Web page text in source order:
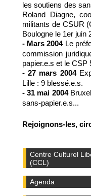
les soutiens des
Roland Diagne,
militants de CSUR
Boulogne le 1er juin
- Mars 2004Le
commission
papier.e.s et le CSP
- 27 mars 2004
Lille : 9 blessé.e.s.
- 31 mai 2004
sans-papier.e.s...
Rejoignons-les,
Centre Culturel
(CCL)
Agenda